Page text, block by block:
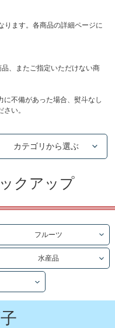
ます。各商品の詳細ページに
、またご指定いただけない商
不備があった場合、熨斗なし
い。
カテゴリから選ぶ
クアップ
フルーツ
水産品